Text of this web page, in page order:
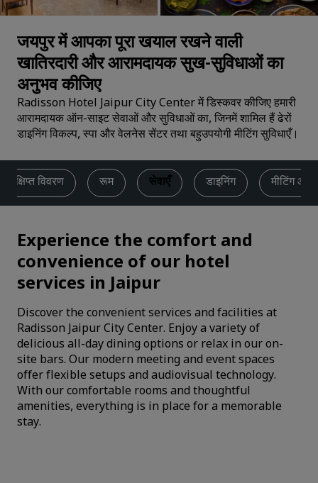
जयपुर में आपका पूरा खयाल रखने वाली
खातिरदारी और आरामदायक सुख-सुविधाओं का
अनुभव कीजिए
Radisson Hotel Jaipur City Center में डिस्कवर कीजिए हमारी
आरामदायक ऑन-साइट सेवाओं और सुविधाओं का, जिनमें शामिल हैं ढेरों
डाइनिंग विकल्प, स्पा और वेलनेस सेंटर तथा बहुउपयोगी मीटिंग सुविधाएँ।
संक्षिप्त विवरण रूम सेवाएँ डाइनिंग मीटिंग और
Experience the comfort and
convenience of our hotel
services in Jaipur
Discover the convenient services and facilities at
Radisson Jaipur City Center. Enjoy a variety of
delicious all-day dining options or relax in our on-
site bars. Our modern meeting and event spaces
offer flexible setups and audiovisual technology.
With our comfortable rooms and thoughtful
amenities, everything is in place for a memorable
stay.